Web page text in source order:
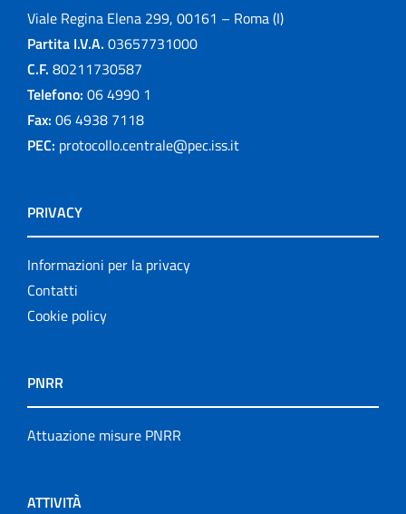
Viale Regina Elena 299, 00161 – Roma (I)
Partita I.V.A. 03657731000
C.F. 80211730587
Telefono: 06 4990 1
Fax: 06 4938 7118
PEC: protocollo.centrale@pec.iss.it
PRIVACY
Informazioni per la privacy
Contatti
Cookie policy
PNRR
Attuazione misure PNRR
ATTIVITÀ